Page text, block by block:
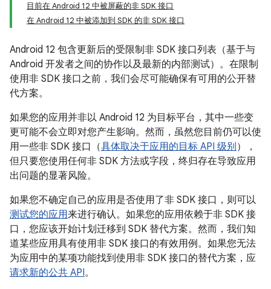
目前在 Android 12 中被屏蔽的非 SDK 接口
在 Android 12 中被添加到 SDK 的非 SDK 接口
Android 12 包含更新后的受限制非 SDK 接口列表（基于与
Android 开发者之间的协作以及最新的内部测试）。在限制
使用非 SDK 接口之前，我们会尽可能确保有可用的公开替
代方案。
如果您的应用并非以 Android 12 为目标平台，其中一些变
更可能不会立即对您产生影响。然而，虽然您目前仍可以使
用一些非 SDK 接口（具体取决于应用的目标 API 级别 ），
但只要您使用任何非 SDK 方法或字段，终归存在导致应用
出问题的显著风险。
如果您不确定自己的应用是否使用了非 SDK 接口，则可以
测试您的应用来进行确认。如果您的应用依赖于非 SDK 接
口，您应该开始计划迁移到 SDK 替代方案。然而，我们知
道某些应用具有使用非 SDK 接口的有效用例。如果您无法
为应用中的某项功能找到使用非 SDK 接口的替代方案，应
请求新的公共 API。